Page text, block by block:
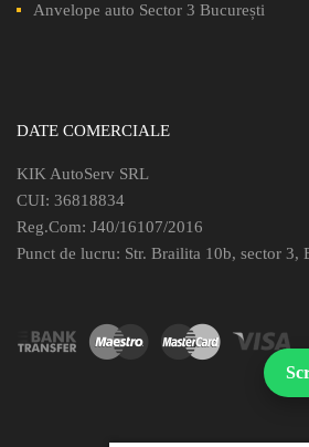
Anvelope auto Sector 3 București
DATE COMERCIALE
KIK AutoServ SRL
CUI: 36818834
Reg.Com: J40/16107/2016
Punct de lucru: Str. Brailita 10b, sector 3,